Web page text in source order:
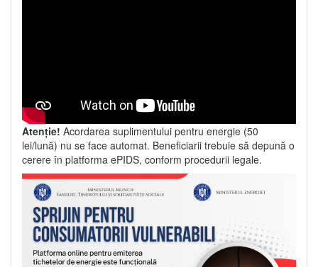
Atenție! Acordarea suplimentului pentru energie (50
lei/lună) nu se face automat. Beneficiarii trebuie să depună o
cerere în platforma ePIDS, conform procedurii legale.